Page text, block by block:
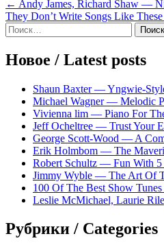
Навигация
по
записям
← Andy James, Richard Shaw —
They Don’t Write Songs Like
Sidebar
Найти:
Новое / Latest posts
Shaun Baxter — Yngwie-
Michael Wagner — Melodic
Vivienna lim — Piano For
Jeff Ocheltree — Trust Your
George Scott-Wood — A
Erik Holmbom — The
Robert Schultz — Fun With
Jimmy Wyble — The Art Of
100 Of The Best Show
Leslie McMichael, Laurie
Рубрики / Categories